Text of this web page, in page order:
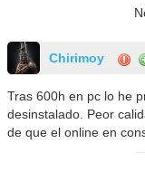
Chirimoy
Tras 600h en pc lo he
desinstalado. Peor
de que el online en